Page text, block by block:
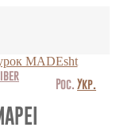
Рос.Укр.